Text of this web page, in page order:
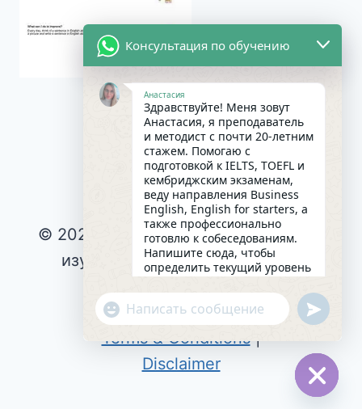
© 2026 Интересное и эффективное
изучение английского языка |
Cookie Policy|
Terms & Conditions|
Disclaimer
Консультация по обучению
Анастасия
Здравствуйте! Меня зовут
Анастасия, я преподаватель
и методист с почти 20-летним
стажем. Помогаю с
подготовкой к IELTS, TOEFL и
кембриджским экзаменам,
веду направления Business
English, English for starters, а
также профессионально
готовлю к собеседованиям.
Напишите сюда, чтобы
определить текущий уровень
английского и составить
индивидуальный план
занятий. Какова главная цель
в изучении языка на
сегодняшний день?
"+chaty_settings.lang.emoji_picker+"
WhatsApp
Message